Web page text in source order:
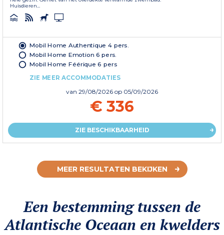
Huisdieren...
Mobil Home Authentique 4 pers.
Mobil Home Emotion 6 pers.
Mobil Home Féérique 6 pers
ZIE MEER ACCOMMODATIES
van 29/08/2026 op 05/09/2026
€ 336
ZIE BESCHIKBAARHEID
MEER RESULTATEN BEKIJKEN
Een bestemming tussen de
Atlantische Oceaan en kwelders